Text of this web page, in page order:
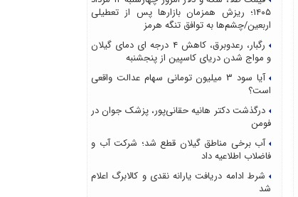
۱۴۰۵؛ ریزش همزمان بازارها پس از تعطیلی
اربعین/چشم‌ها به توافق تنگه هرمز
رگبار، رعدوبرق، کاهش ۴ درجه ای دمای گیلان
و مواج شدن دریای کاسپین از پنجشنبه
آیا سود ۳ میلیون تومانی سهام عدالت واقعی
است؟
درگذشت دکتر هانیه حقانی‌پور، پزشک جوان در
فومن
آب برخی مناطق گیلان قطع شد؛ شرکت آب و
فاضلاب اطلاعیه داد
شرط ادامه دریافت یارانه نقدی و کالابرگ اعلام
شد